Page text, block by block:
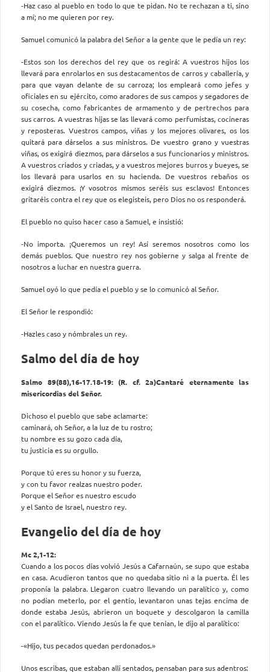
-Haz caso al pueblo en todo lo que te pidan. No te rechazan a ti, sino
a mí; no me quieren por rey.
Samuel comunicó la palabra del Señor a la gente que le pedía un rey:
-Estos son los derechos del rey que os regirá: A vuestros hijos los
llevará para enrolarlos en sus destacamentos de carros y caballería, y
para que vayan delante de su carroza; los empleará como jefes y
oficiales en su ejército, como aradores de sus campos y segadores de
su cosecha, como fabricantes de armamento y de pertrechos para
sus carros. A vuestras hijas se las llevará como perfumistas, cocineras
y reposteras. Vuestros campos, viñas y los mejores olivares, os los
quitará para dárselos a sus ministros. De vuestro grano y vuestras
viñas, os exigirá diezmos, para dárselos a sus funcionarios y ministros.
A vuestros criados y criadas, y a vuestros mejores burros y bueyes, se
los llevará para usarlos en su hacienda. De vuestros rebaños os
exigirá diezmos. ¡Y vosotros mismos seréis sus esclavos! Entonces
gritaréis contra el rey que os elegisteis, pero Dios no os responderá.
El pueblo no quiso hacer caso a Samuel, e insistió:
-No importa. ¡Queremos un rey! Así seremos nosotros como los
demás pueblos. Que nuestro rey nos gobierne y salga al frente de
nosotros a luchar en nuestra guerra.
Samuel oyó lo que pedía el pueblo y se lo comunicó al Señor.
El Señor le respondió:
-Hazles caso y nómbrales un rey.
Salmo del día de hoy
Salmo 89(88),16-17.18-19: (R. cf. 2a)Cantaré eternamente las
misericordias del Señor.
Dichoso el pueblo que sabe aclamarte:
caminará, oh Señor, a la luz de tu rostro;
tu nombre es su gozo cada día,
tu justicia es su orgullo.
Porque tú eres su honor y su fuerza,
y con tu favor realzas nuestro poder.
Porque el Señor es nuestro escudo
y el Santo de Israel, nuestro rey.
Evangelio del día de hoy
Mc 2,1-12:
Cuando a los pocos días volvió Jesús a Cafarnaún, se supo que estaba
en casa. Acudieron tantos que no quedaba sitio ni a la puerta. Él les
proponía la palabra. Llegaron cuatro llevando un paralítico y, como
no podían meterlo, por el gentío, levantaron unas tejas encima de
donde estaba Jesús, abrieron un boquete y descolgaron la camilla
con el paralítico. Viendo Jesús la fe que tenían, le dijo al paralítico:
-«Hijo, tus pecados quedan perdonados.»
Unos escribas, que estaban allí sentados, pensaban para sus adentros: